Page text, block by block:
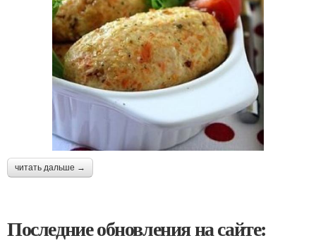
читать дальше →
Последние обновления на сайте: